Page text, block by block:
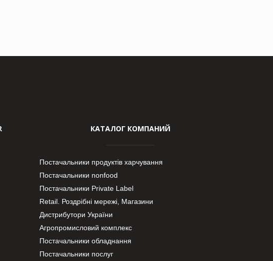
КАТАЛОГ КОМПАНИЙ
Постачальники продуктів харчування
Постачальники nonfood
Постачальники Private Label
Retail. Роздрібні мережі, Магазини
Дистрибутори України
Агропромисловий комплекс
Постачальники обладнання
Постачальники послуг